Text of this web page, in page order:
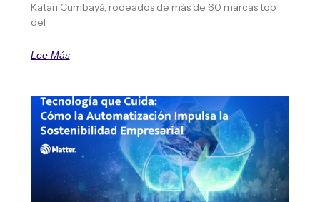
Katari Cumbayá, rodeados de más de 60 marcas top
del
Lee Más